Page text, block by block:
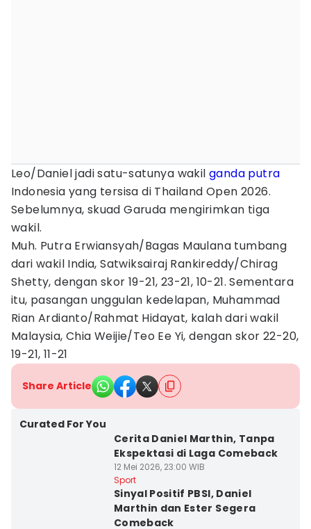
Leo/Daniel jadi satu-satunya wakil ganda putra
Indonesia yang tersisa di Thailand Open 2026.
Sebelumnya, skuad Garuda mengirimkan tiga
wakil.
Muh. Putra Erwiansyah/Bagas Maulana tumbang
dari wakil India, Satwiksairaj Rankireddy/Chirag
Shetty, dengan skor 19-21, 23-21, 10-21. Sementara
itu, pasangan unggulan kedelapan, Muhammad
Rian Ardianto/Rahmat Hidayat, kalah dari wakil
Malaysia, Chia Weijie/Teo Ee Yi, dengan skor 22-20,
19-21, 11-21
Share Article
Curated For You
Cerita Daniel Marthin, Tanpa
Ekspektasi di Laga Comeback
12 Mei 2026, 23:00 WIB
Sport
Sinyal Positif PBSI, Daniel
Marthin dan Ester Segera
Comeback